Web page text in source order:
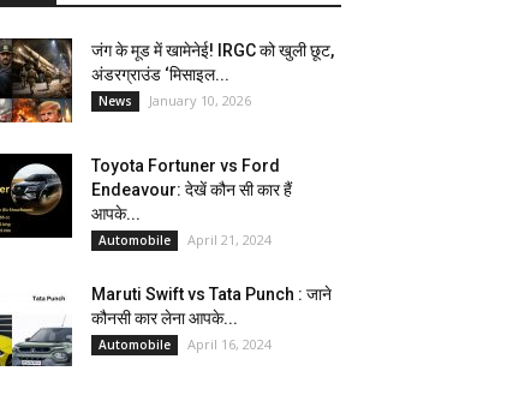
जंग के मूड में खामेनेई! IRGC को खुली छूट,
अंडरग्राउंड ‘मिसाइल...
News January 10, 2026
Toyota Fortuner vs Ford
Endeavour: देखें कौन सी कार हैं
आपके...
Automobile April 21, 2024
Maruti Swift vs Tata Punch : जाने
कौनसी कार लेना आपके...
Automobile April 16, 2024